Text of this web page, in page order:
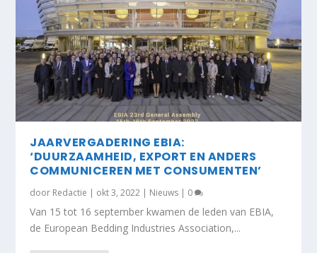
JAARVERGADERING EBIA:
‘DUURZAAMHEID, EXPORT EN ANDERS
COMMUNICEREN MET CONSUMENTEN’
door Redactie | okt 3, 2022 | Nieuws | 0
Van 15 tot 16 september kwamen de leden van EBIA,
de European Bedding Industries Association,...